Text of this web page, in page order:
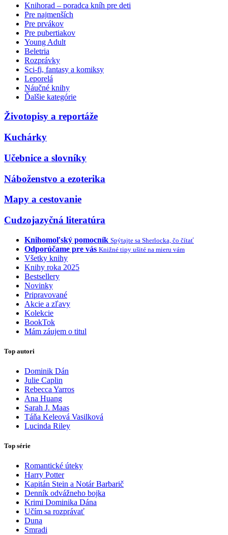
Knihorad – poradca kníh pre deti
Pre najmenších
Pre prvákov
Pre pubertiakov
Young Adult
Beletria
Rozprávky
Sci-fi, fantasy a komiksy
Leporelá
Náučné knihy
Ďalšie kategórie
Životopisy a reportáže
Kuchárky
Učebnice a slovníky
Náboženstvo a ezoterika
Mapy a cestovanie
Cudzojazyčná literatúra
Knihomoľský pomocník Spýtajte sa Sherlocka, čo čítať
Odporúčame pre vás Knižné tipy ušité na mieru vám
Všetky knihy
Knihy roka 2025
Bestsellery
Novinky
Pripravované
Akcie a zľavy
Kolekcie
BookTok
Mám záujem o titul
Top autori
Dominik Dán
Julie Caplin
Rebecca Yarros
Ana Huang
Sarah J. Maas
Táňa Keleová Vasilková
Lucinda Riley
Top série
Romantické úteky
Harry Potter
Kapitán Stein a Notár Barbarič
Denník odvážneho bojka
Krimi Dominika Dána
Učím sa rozprávať
Duna
Smradi